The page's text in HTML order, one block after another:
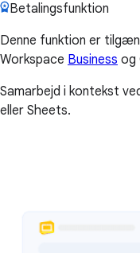
Betalingsfunktion
Denne funktion er
Workspace Business og
Samarbejd i kontekst
eller Sheets.